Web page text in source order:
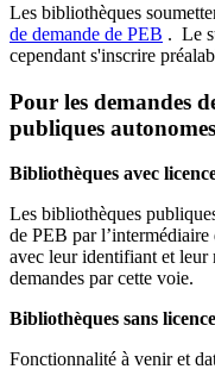
Les bibliothèques
de demande de PEB . Le
cependant s'inscrire
Pour les demandes
publiques
Bibliothèques avec
Les bibliothèques
de PEB par
avec leur identifiant et leur
demandes par cette voie.
Bibliothèques sans
Fonctionnalité à venir et